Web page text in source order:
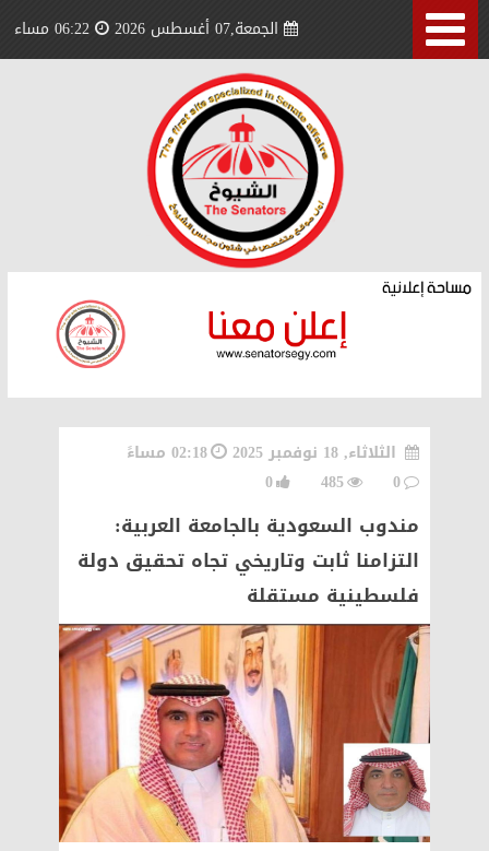
الجمعة,07 أغسطس 2026 06:22 مساء
الثلاثاء, 18 نوفمبر 2025
02:18 مساءً
0
485
0
مندوب السعودية بالجامعة العربية:
التزامنا ثابت وتاريخي تجاه تحقيق دولة
فلسطينية مستقلة